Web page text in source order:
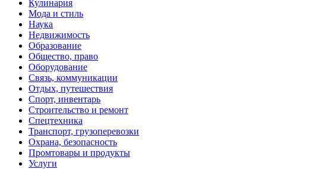
Кулинария
Мода и стиль
Наука
Недвижимость
Образование
Общество, право
Оборудование
Связь, коммуникации
Отдых, путешествия
Спорт, инвентарь
Строительство и ремонт
Спецтехника
Транспорт, грузоперевозки
Охрана, безопасность
Промтовары и продукты
Услуги